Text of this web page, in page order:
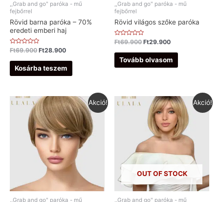
,,Grab and go" paróka - mű
fejbőrrel
Rövid barna paróka – 70%
eredeti emberi haj
Értékelés:
/
Ft69.900 Ft28.900
Kosárba teszem
,,Grab and go" paróka - mű
fejbőrrel
Rövid világos szőke paróka
Értékelés:
/
Ft69.900 Ft29.900
Tovább olvasom
Akció!
,,Grab and go" paróka - mű
Akció!
OUT OF STOCK
,,Grab and go" paróka - mű